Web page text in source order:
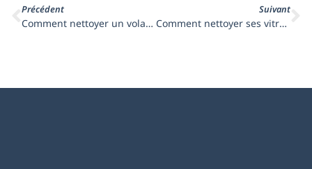
Précédent
Comment nettoyer un volant en alcantara ?
Suivant
Comment nettoyer ses vitres sans faire de trace ?